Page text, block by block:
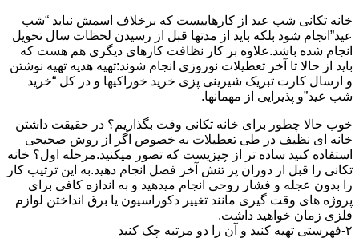
خانه تکانی شب عید از کارهاییست که برخلاف اسمش نباید “شب
عید”انجام شود بلکه باید از مدتها قبل از رسیدن لحظات سال تحویل
انجام شده باشد.علاوه بر کار نظافت کارهای دیگری هم هست که
باید از حالا تا آخر تعطیلات نوروزی انجام شوند:تهیه هدیه تهیه نوشتن
و ارسال کارت تبریک شیرینی پزی خرید خوراکیها و در کل “خرید
شب عید”و پذیرایی از مهمانها.
خوب حالا چطور برای خانه تکانی وقت بگذاریم؟ در حقیقت داشتن
خانه ای نظیف در طی تعطیلات به خصوص اگر از روش صحیحی
استفاده کنید ساده تر از چیزیست که تصور میکنید.مرحله اول؟ خانه
تکانی را قبل از دوران پر تنش آخر فصل انجام دهید.به این ترتیب کار
را بدون عجله و فشار روحی انجام میدهید و به اندازه کافی برای
پروژه های وقت گیری مانند تغییر دکوراسیون یا برق انداختن لوازم
فلزی زمان خواهید داشت.
۲-فهرستی تهیه کنید و آن را دو مرتبه چک کنید